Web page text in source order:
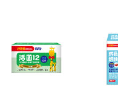
👶年齡分類 | 分齡適量補充商品
👶年齡分類 | 分齡適量補充商品